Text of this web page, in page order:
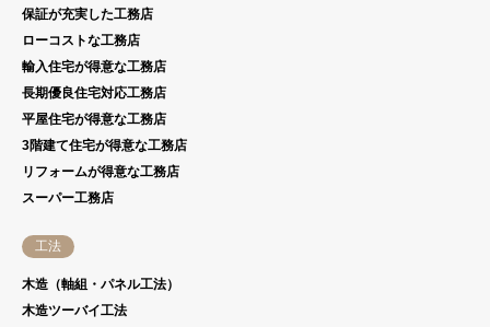
保証が充実した工務店
ローコストな工務店
輸入住宅が得意な工務店
長期優良住宅対応工務店
平屋住宅が得意な工務店
3階建て住宅が得意な工務店
リフォームが得意な工務店
スーパー工務店
工法
木造（軸組・パネル工法）
木造ツーバイ工法